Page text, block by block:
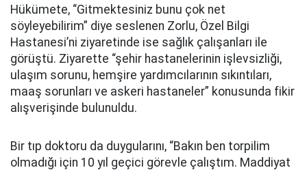
Hükümete, “Gitmektesiniz bunu çok net
söyleyebilirim” diye seslenen Zorlu, Özel Bilgi
Hastanesi’ni ziyaretinde ise sağlık çalışanları ile
görüştü. Ziyarette “şehir hastanelerinin işlevsizliği,
ulaşım sorunu, hemşire yardımcılarının sıkıntıları,
maaş sorunları ve askeri hastaneler” konusunda fikir
alışverişinde bulunuldu.
Bir tıp doktoru da duygularını, “Bakın ben torpilim
olmadığı için 10 yıl geçici görevle çalıştım. Maddiyat